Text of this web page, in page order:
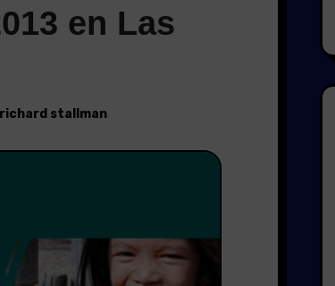
en Las
richard stallman